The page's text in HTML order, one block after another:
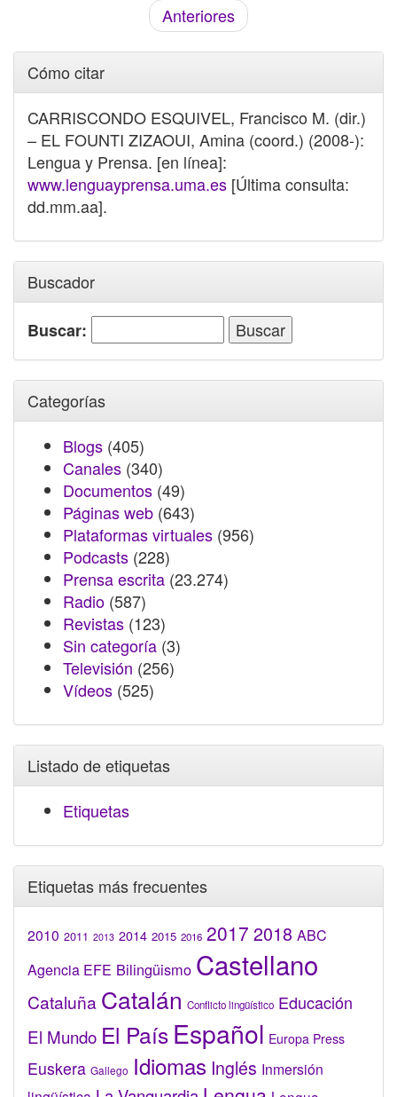
Anteriores
Cómo citar
CARRISCONDO ESQUIVEL, Francisco M. (dir.)
– EL FOUNTI ZIZAOUI, Amina (coord.) (2008-):
Lengua y Prensa. [en línea]:
www.lenguayprensa.uma.es [Última consulta:
dd.mm.aa].
Buscador
Buscar:
Categorías
Blogs (405)
Canales (340)
Documentos (49)
Páginas web (643)
Plataformas virtuales (956)
Podcasts (228)
Prensa escrita (23.274)
Radio (587)
Revistas (123)
Sin categoría (3)
Televisión (256)
Vídeos (525)
Listado de etiquetas
Etiquetas
Etiquetas más frecuentes
2010 2011 2013 2014 2015 2016 2017 2018 ABC
Agencia EFE Bilingüismo Castellano
Cataluña Catalán Conflicto lingüístico Educación
El Mundo El País Español Europa Press
Euskera Gallego Idiomas Inglés Inmersión